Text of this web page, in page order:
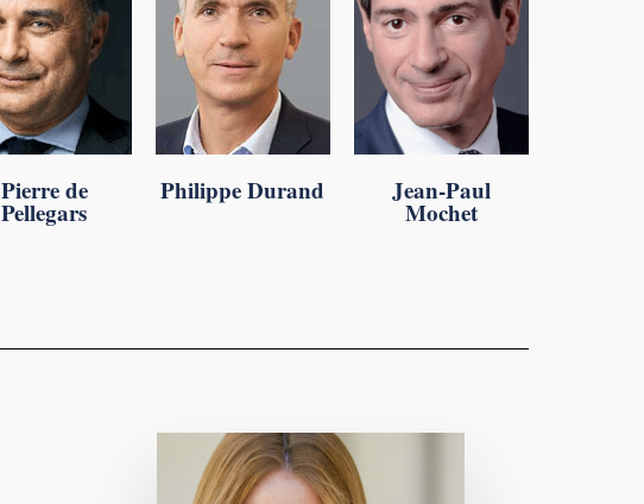
Pierre de
Pellegars
Philippe Durand Jean-Paul
Mochet